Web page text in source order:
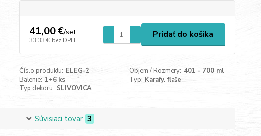
41,00 €/set
33,33 € bez DPH
Pridať do košíka
Číslo produktu: ELEG-2 Objem / Rozmery: 401 - 700 ml
Balenie: 1+6 ks Typ: Karafy, fľaše
Typ dekoru: SLIVOVICA
Súvisiaci tovar 3